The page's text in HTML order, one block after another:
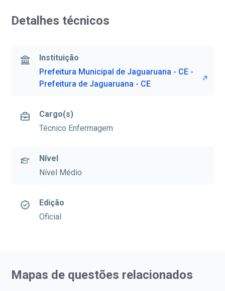
Detalhes técnicos
Instituição
Prefeitura Municipal de Jaguaruana - CE -
Prefeitura de Jaguaruana - CE
Cargo(s)
Técnico Enfermagem
Nível
Nível Médio
Edição
Oficial
Mapas de questões relacionados